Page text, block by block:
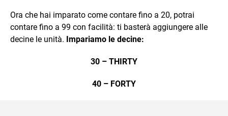
Ora che hai imparato come contare fino a 20, potrai
contare fino a 99 con facilità: ti basterà aggiungere alle
decine le unità. Impariamo le decine:
30 – THIRTY
40 – FORTY